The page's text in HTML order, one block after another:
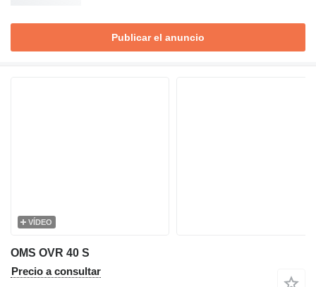
Publicar el anuncio
VÍDEO
OMS OVR 40 S
Precio a consultar